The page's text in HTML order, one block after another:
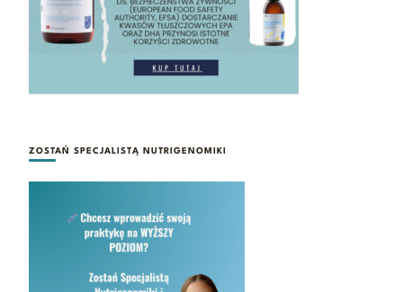
ZOSTAŃ SPECJALISTĄ NUTRIGENOMIKI